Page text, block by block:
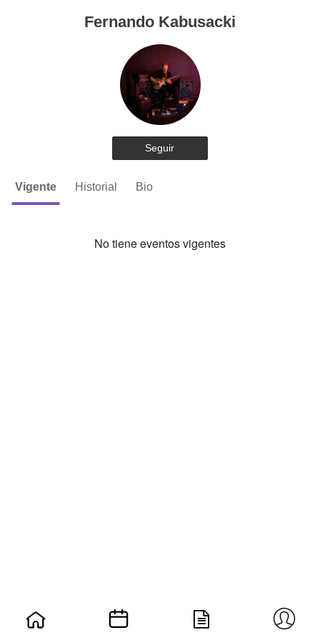
Fernando Kabusacki
Seguir
Vigente Historial Bio
No tiene eventos vigentes